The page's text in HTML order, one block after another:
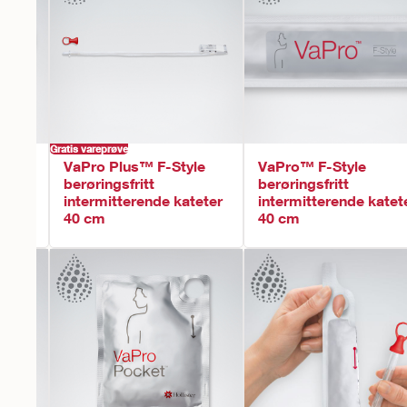
Gratis vareprøve
VaPro Plus™ F-Style
berøringsfritt
intermitterende kateter
40 cm
VaPro™ F-Style
berøringsfritt
intermitterende
40 cm